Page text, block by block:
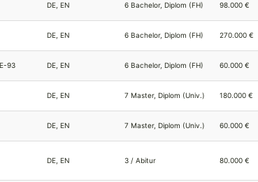
DE, EN 6 Bachelor, Diplom (FH) 98.000 €
DE, EN 6 Bachelor, Diplom (FH) 270.000 €
93 DE, EN 6 Bachelor, Diplom (FH) 60.000 €
DE, EN 7 Master, Diplom (Univ.) 180.000 €
DE, EN 7 Master, Diplom (Univ.) 60.000 €
DE, EN 3 / Abitur 80.000 €